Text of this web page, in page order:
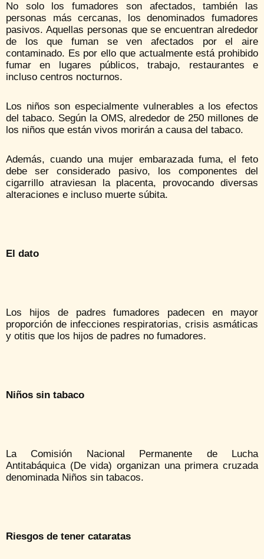
No solo los fumadores son afectados, también las
personas más cercanas, los denominados fumadores
pasivos. Aquellas personas que se encuentran alrededor
de los que fuman se ven afectados por el aire
contaminado. Es por ello que actualmente está prohibido
fumar en lugares públicos, trabajo, restaurantes e
incluso centros nocturnos.
Los niños son especialmente vulnerables a los efectos
del tabaco. Según la OMS, alrededor de 250 millones de
los niños que están vivos morirán a causa del tabaco.
Además, cuando una mujer embarazada fuma, el feto
debe ser considerado pasivo, los componentes del
cigarrillo atraviesan la placenta, provocando diversas
alteraciones e incluso muerte súbita.
El dato
Los hijos de padres fumadores padecen en mayor
proporción de infecciones respiratorias, crisis asmáticas
y otitis que los hijos de padres no fumadores.
Niños sin tabaco
La Comisión Nacional Permanente de Lucha
Antitabáquica (De vida) organizan una primera cruzada
denominada Niños sin tabacos.
Riesgos de tener cataratas